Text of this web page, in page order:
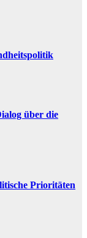
über die
Prioritäten